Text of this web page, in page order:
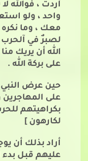
أردت ، فوالله
واحد ، ولو
معك ، وما نكره
لصبرٌ في آلحرب
الله أن يريك
على بركة الله .
حين عرض النبي
على
بكراهيتهم
لكارهون ]
أراد بذلك أن
عليهم قبل بدء